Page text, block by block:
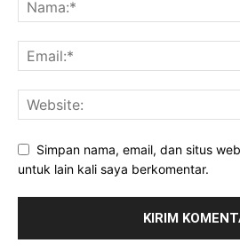
Simpan nama, email, dan situs
untuk lain kali saya berkomentar.